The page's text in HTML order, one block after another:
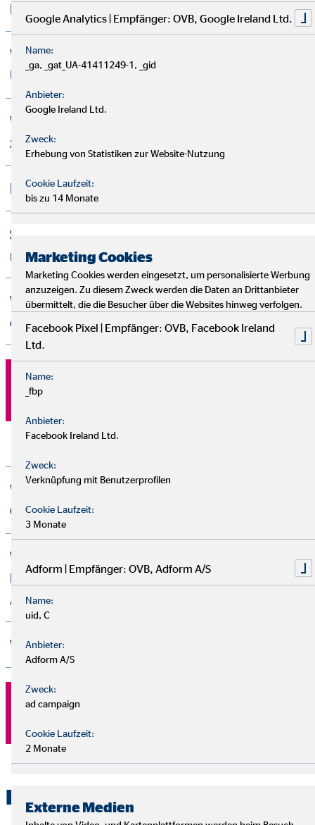
Kunden?
Wie erreiche ich die OVB
Unternehmenszentrale?
Wo finde ich allgemeine Informationen
zum Unternehmen OVB?
Engagiert sich OVB sozial?
Sind die Produkte, die OVB empfiehlt,
nachhaltig?
Wie kann ich Kritik oder Feedback
einsenden?
Wie funktioniert die Video-Beratung bei
OVB?
Wie stellt die OVB bei
Beratungsgesprächen sicher, dass
Abstandsregeln etc. eingehalten werden?
Wo finden die Beratungsgespräche statt?
Fragen von Bestandskunden
Google Analytics | Empfänger: OVB, Google Ireland Ltd.
Name:
_ga, _gat_UA-41411249-1, _gid
Anbieter:
Google Ireland Ltd.
Zweck:
Erhebung von Statistiken zur Website-Nutzung
Cookie Laufzeit:
bis zu 14 Monate
Marketing Cookies
Marketing Cookies werden eingesetzt, um personalisierte Werbung
anzuzeigen. Zu diesem Zweck werden die Daten an Drittanbieter
übermittelt, die die Besucher über die Websites hinweg verfolgen.
Facebook Pixel | Empfänger: OVB, Facebook Ireland
Ltd.
Name:
_fbp
Anbieter:
Facebook Ireland Ltd.
Zweck:
Verknüpfung mit Benutzerprofilen
Cookie Laufzeit:
3 Monate
Adform | Empfänger: OVB, Adform A/S
Name:
uid, C
Anbieter:
Adform A/S
Zweck:
ad campaign
Cookie Laufzeit:
2 Monate
Externe Medien